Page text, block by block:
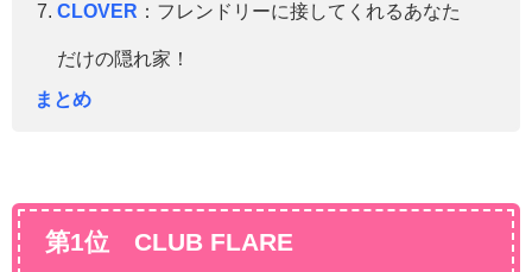
CLOVER ：フレンドリーに接してくれるあなた
だけの隠れ家！
まとめ
第1位 CLUB FLARE